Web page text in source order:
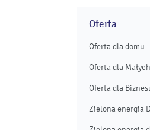
Oferta
Oferta dla domu
Oferta dla
Oferta dla
Zielona energia